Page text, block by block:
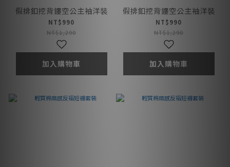
假排釦挖背鏤空公主袖洋裝
NT$990
NT$1,290
加入購物車
假排釦挖背鏤空公主袖洋裝
NT$990
NT$1,290
加入購物車